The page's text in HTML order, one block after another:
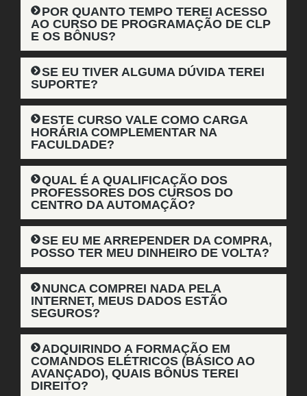
POR QUANTO TEMPO TEREI ACESSO
AO CURSO DE PROGRAMAÇÃO DE CLP
E OS BÔNUS?
SE EU TIVER ALGUMA DÚVIDA TEREI
SUPORTE?
ESTE CURSO VALE COMO CARGA
HORÁRIA COMPLEMENTAR NA
FACULDADE?
QUAL É A QUALIFICAÇÃO DOS
PROFESSORES DOS CURSOS DO
CENTRO DA AUTOMAÇÃO?
SE EU ME ARREPENDER DA COMPRA,
POSSO TER MEU DINHEIRO DE VOLTA?
NUNCA COMPREI NADA PELA
INTERNET, MEUS DADOS ESTÃO
SEGUROS?
ADQUIRINDO A FORMAÇÃO EM
COMANDOS ELÉTRICOS (BÁSICO AO
AVANÇADO), QUAIS BÔNUS TEREI
DIREITO?